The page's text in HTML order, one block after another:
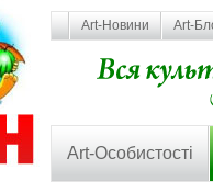
Art-Новини Art-
Art-Особистості